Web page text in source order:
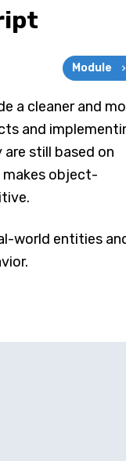
Module
a cleaner and
and
still based on
object-
world entities